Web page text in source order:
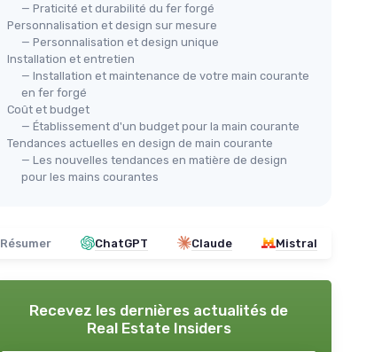
— Praticité et durabilité du fer forgé
Personnalisation et design sur mesure
— Personnalisation et design unique
Installation et entretien
— Installation et maintenance de votre main courante
en fer forgé
Coût et budget
— Établissement d'un budget pour la main courante
Tendances actuelles en design de main courante
— Les nouvelles tendances en matière de design
pour les mains courantes
Résumer ChatGPT Claude Mistral
Recevez les dernières actualités de
Real Estate Insiders